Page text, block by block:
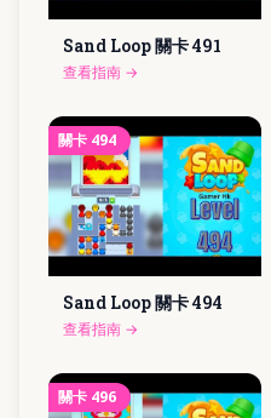
Sand Loop 關卡491
查看指南 →
關卡 494
Sand Loop 關卡494
查看指南 →
關卡 496